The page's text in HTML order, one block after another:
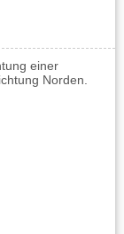
einer
Norden.